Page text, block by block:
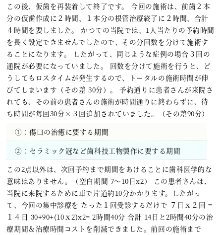
この後、仮歯を再装着して終了です。 今回の施術は、前歯２本
分の仮歯作成に２時間、１本分の根管治療終了に２時間、合計
４時間を要しました。 かつての当院では、1人当たりの予約時間
を長く設定できませんでしたので、その分回数を分けて施術す
ることになります。 したがって、同じような症例の場合３回の
通院が必要になっていました。 回数を分けて施術を行うと、ど
うしてもロスタイムが発生するので、トータルの施術時間が伸
びてしまいます（その差 30分）。 予約通りに患者さんが来院さ
れても、その前の患者さんの施術が時間通りに終わらずに、待
ち時間が毎回30分×３回追加されていました。（その差90分）
①：傷口の治癒に要する期間
②：セラミック冠など歯科技工物製作に要する期間
この2点以外は、次回予約まで期間をあけることに歯科医学的な
意味はありません。（空白期間 7～10日x2） この患者さんは、
当院に来院するために車で片道約10分かかります。したがっ
て、今回の集中診療を たった１回受診するだけで ７日ｘ２回 =
１４日 30+90+(10ｘ2)x2= 2時間40分 合計 14日と2時間40分の治
療期間＆治療時間コストを削減できました。前回の施術まで